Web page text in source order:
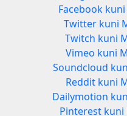
Facebook
Twitter kuni
Twitch kuni
Vimeo kuni
Soundcloud
Reddit kuni
Dailymotion
Pinterest kuni